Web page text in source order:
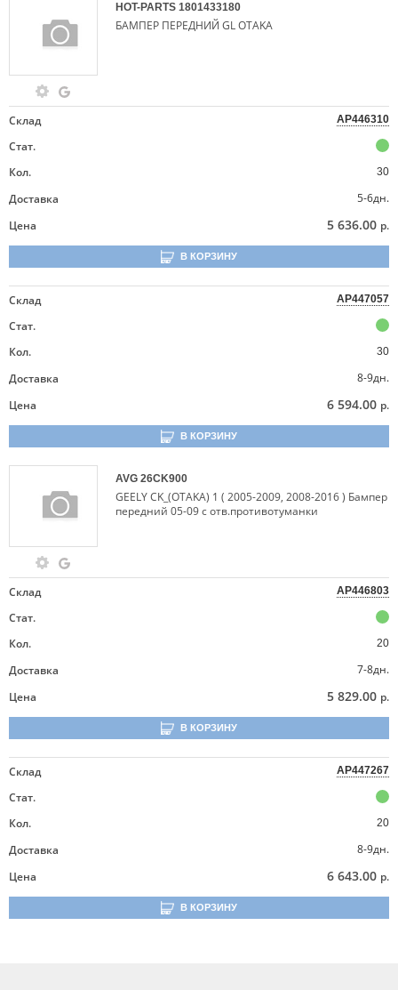
HOT-PARTS 1801433180
БАМПЕР ПЕРЕДНИЙ GL OTAKA
Склад AP446310
Стат.
Кол.
30
Доставка
5-6дн.
Цена
5 636.00 р.
В КОРЗИНУ
Склад AP447057
Стат.
Кол.
30
Доставка
8-9дн.
Цена
6 594.00 р.
В КОРЗИНУ
AVG 26CK900
GEELY CK_(OTAKA) 1 ( 2005-2009, 2008-2016 ) Бампер
передний 05-09 с отв.противотуманки
Склад AP446803
Стат.
Кол.
20
Доставка
7-8дн.
Цена
5 829.00 р.
В КОРЗИНУ
Склад AP447267
Стат.
Кол.
20
Доставка
8-9дн.
Цена
6 643.00 р.
В КОРЗИНУ